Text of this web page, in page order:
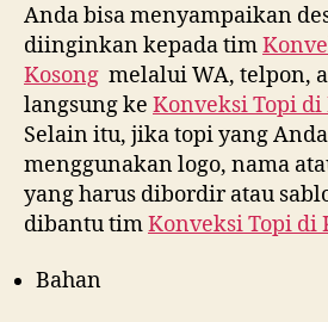
Anda bisa menyampaikan
diinginkan kepada tim
Kosong melalui WA, telpon,
langsung ke Konveksi Topi di
Selain itu, jika topi yang
menggunakan logo, nama
yang harus dibordir atau
dibantu timKonveksi Topi di
Bahan